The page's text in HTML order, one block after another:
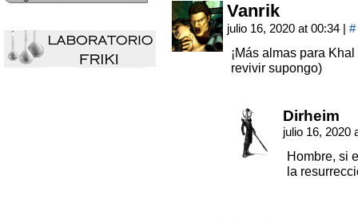
Vanrik
julio 16, 2020 at 00:34 | #
¡Más almas para
revivir supongo)
Dirheim
julio 16, 2020
Hombre, si
la